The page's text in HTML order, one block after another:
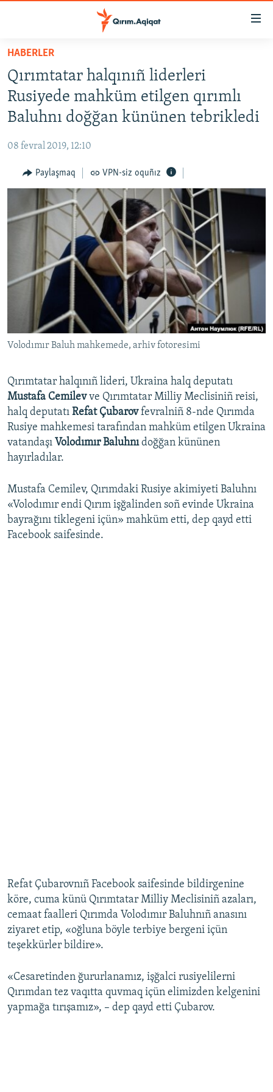
Esas
qaytmaq
Baş
navigatsiyağa
qaytmaq
Qıdıruvğa
SİYASET
İQTİSADİYAT
MEDENİYET
İNSAN AQLARI
VİDEO
SÜRET
Русский
Українською
QOŞULIÑIZ!
RFE/RS bütün saytları
HABERLER
Qırımtatar halqınıñ liderleri
Rusiyede mahküm etilgen qırımlı
Baluhnı doğğan kününen tebrikledi
08 fevral 2019, 12:10
Paylaşmaq VPN-siz oquñız
Volodımır Baluh mahkemede, arhiv fotoresimi
Qırımtatar halqınıñ lideri, Ukraina halq deputatı
Mustafa Cemilevve Qırımtatar Milliy Meclisiniñ reisi,
halq deputatı Refat Çubarovfevralniñ 8-nde Qırımda
Rusiye mahkemesi tarafından mahküm etilgen Ukraina
vatandaşı Volodımır Baluhnıdoğğan kününen
hayırladılar.
Mustafa Cemilev, Qırımdaki Rusiye akimiyeti Baluhnı
«Volodımır endi Qırım işğalinden soñ evinde Ukraina
bayrağını tiklegeni içün» mahküm etti, dep qayd etti
Facebook saifesinde.
Refat Çubarovnıñ Facebook saifesinde bildirgenine
köre, cuma künü Qırımtatar Milliy Meclisiniñ azaları,
cemaat faalleri Qırımda Volodımır Baluhnıñ anasını
ziyaret etip, «oğluna böyle terbiye bergeni içün
teşekkürler bildire».
«Cesaretinden ğururlanamız, işğalci rusiyelilerni
Qırımdan tez vaqıtta quvmaq içün elimizden kelgenini
yapmağa tırışamız», – dep qayd etti Çubarov.